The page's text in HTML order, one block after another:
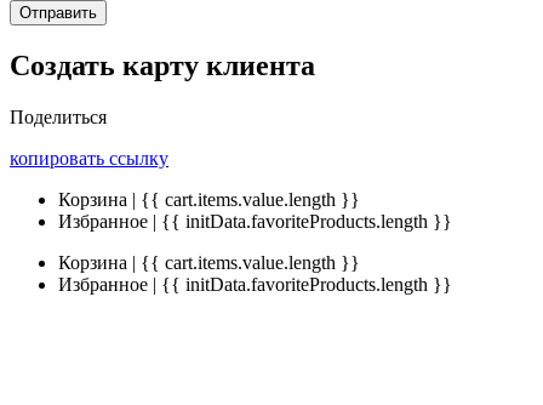
Отправить
Создать карту клиента
Поделиться
копировать ссылку
Корзина | {{ cart.items.value.length }}
Избранное | {{ initData.favoriteProducts.length }}
Корзина | {{ cart.items.value.length }}
Избранное | {{ initData.favoriteProducts.length }}